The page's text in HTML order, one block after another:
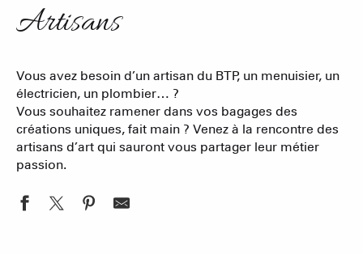
Artisans
Vous avez besoin d’un artisan du BTP, un menuisier, un
électricien, un plombier… ?
Vous souhaitez ramener dans vos bagages des
créations uniques, fait main ? Venez à la rencontre des
artisans d’art qui sauront vous partager leur métier
passion.